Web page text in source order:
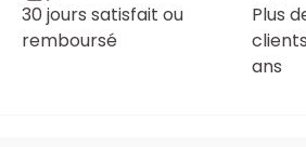
30 jours satisfait ou
remboursé
Plus
ans